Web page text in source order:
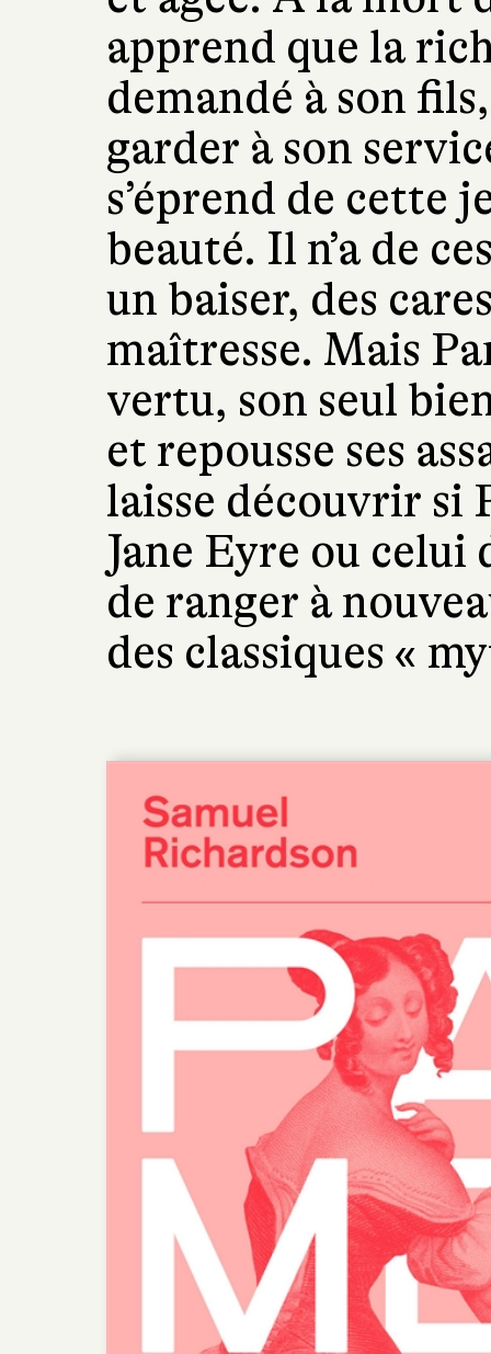
apprend que la
demandé à son
garder à son
s’éprend de cette
beauté. Il n’a de
un baiser, des
maîtresse. Mais
vertu, son seul
et repousse ses
laisse découvrir si
Jane Eyre ou
de ranger à
des classiques «